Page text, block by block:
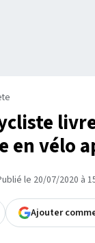
en vélo
le 20/07/2020 à
Ajouter